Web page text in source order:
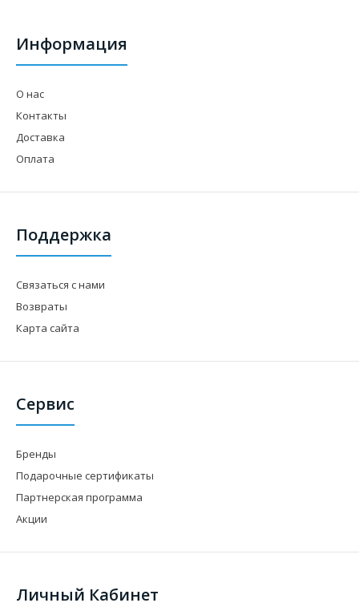
Информация
О нас
Контакты
Доставка
Оплата
Поддержка
Связаться с нами
Возвраты
Карта сайта
Сервис
Бренды
Подарочные сертификаты
Партнерская программа
Акции
Личный Кабинет